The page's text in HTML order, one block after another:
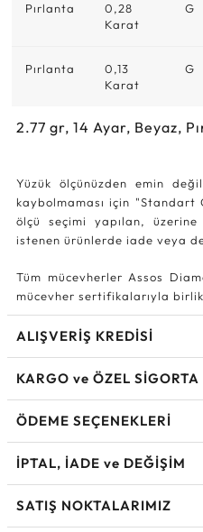
Pırlanta
0,28
Karat
G
Pırlanta
0,13
Karat
G
2.77gr,14Ayar, Beyaz,
Yüzük ölçünüzden emin
kaybolmaması için "Standart
ölçü seçimi yapılan,
istenen ürünlerde iade veya
Tüm mücevherler Assos
mücevher sertifikalarıyla
ALIŞVERİŞ KREDİSİ
KARGO ve ÖZEL SİGORTA
ÖDEME SEÇENEKLERİ
İPTAL, İADE ve DEĞİŞİM
SATIŞ NOKTALARIMIZ